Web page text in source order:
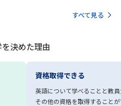
受験スケジュールを立てよう
テレメール全国一斉進学調査
すべて見る
決めた理由
資格取得できる
英語について学べることと教
その他の資格を取得すること